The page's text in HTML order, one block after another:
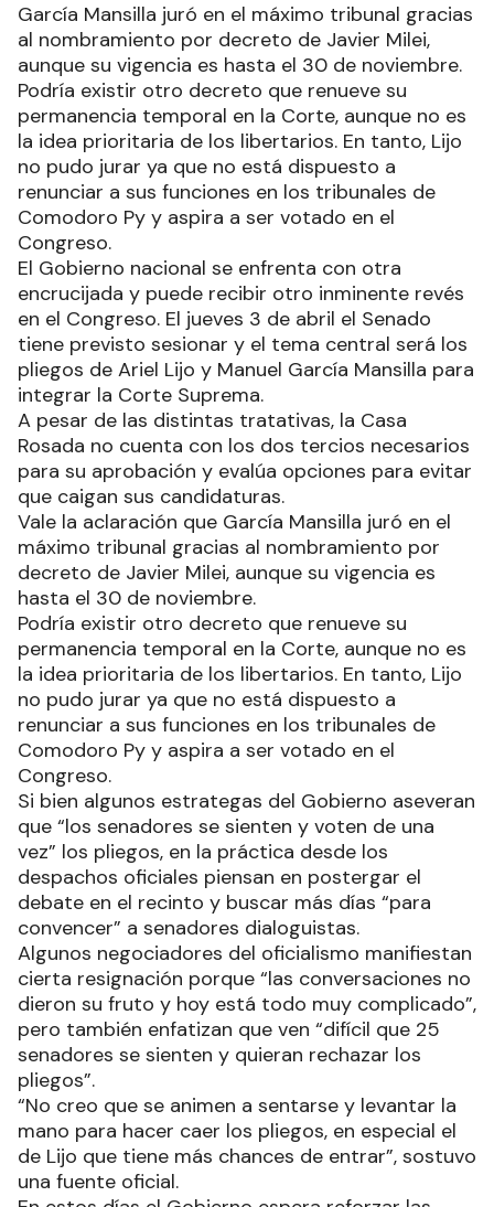
García Mansilla juró en el máximo tribunal gracias
al nombramiento por decreto de Javier Milei,
aunque su vigencia es hasta el 30 de noviembre.
Podría existir otro decreto que renueve su
permanencia temporal en la Corte, aunque no es
la idea prioritaria de los libertarios. En tanto, Lijo
no pudo jurar ya que no está dispuesto a
renunciar a sus funciones en los tribunales de
Comodoro Py y aspira a ser votado en el
Congreso.
El Gobierno nacional se enfrenta con otra
encrucijada y puede recibir otro inminente revés
en el Congreso. El jueves 3 de abril el Senado
tiene previsto sesionar y el tema central será los
pliegos de Ariel Lijo y Manuel García Mansilla para
integrar la Corte Suprema.
A pesar de las distintas tratativas, la Casa
Rosada no cuenta con los dos tercios necesarios
para su aprobación y evalúa opciones para evitar
que caigan sus candidaturas.
Vale la aclaración que García Mansilla juró en el
máximo tribunal gracias al nombramiento por
decreto de Javier Milei, aunque su vigencia es
hasta el 30 de noviembre.
Podría existir otro decreto que renueve su
permanencia temporal en la Corte, aunque no es
la idea prioritaria de los libertarios. En tanto, Lijo
no pudo jurar ya que no está dispuesto a
renunciar a sus funciones en los tribunales de
Comodoro Py y aspira a ser votado en el
Congreso.
Si bien algunos estrategas del Gobierno aseveran
que “los senadores se sienten y voten de una
vez” los pliegos, en la práctica desde los
despachos oficiales piensan en postergar el
debate en el recinto y buscar más días “para
convencer” a senadores dialoguistas.
Algunos negociadores del oficialismo manifiestan
cierta resignación porque “las conversaciones no
dieron su fruto y hoy está todo muy complicado”,
pero también enfatizan que ven “difícil que 25
senadores se sienten y quieran rechazar los
pliegos”.
“No creo que se animen a sentarse y levantar la
mano para hacer caer los pliegos, en especial el
de Lijo que tiene más chances de entrar”, sostuvo
una fuente oficial.